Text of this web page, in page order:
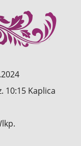
10:15 Kaplica